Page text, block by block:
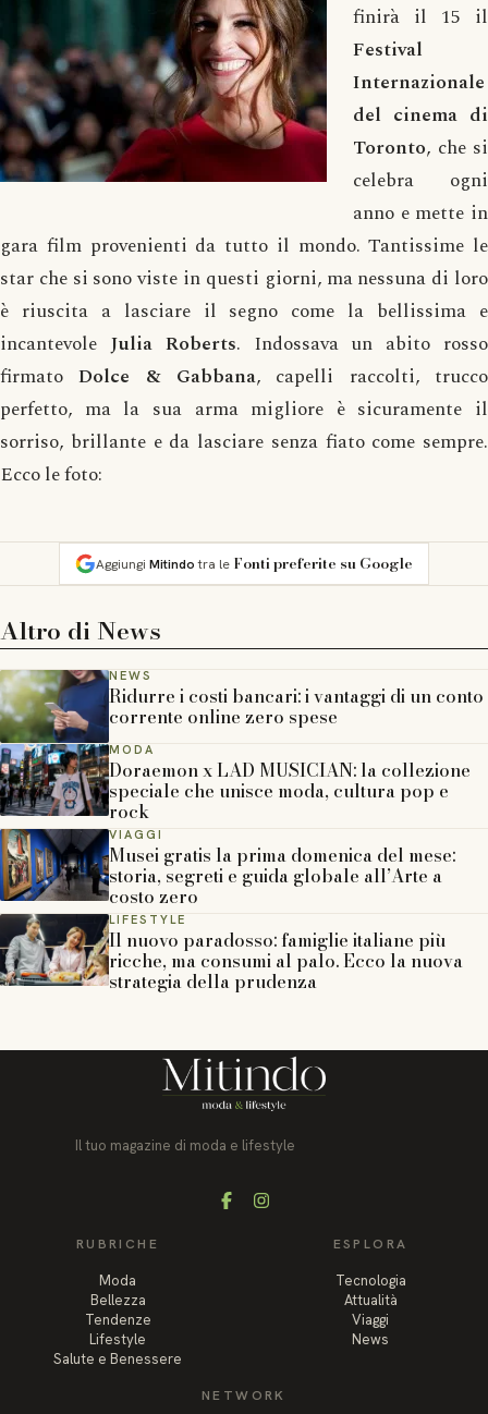
finirà il 15 il
Festival
Internazionale
del cinema di
Toronto, che si
celebra ogni
anno e mette in
gara film provenienti da tutto il mondo. Tantissime le
star che si sono viste in questi giorni, ma nessuna di loro
è riuscita a lasciare il segno come la bellissima e
incantevole Julia Roberts. Indossava un abito rosso
firmatoDolce & Gabbana, capelli raccolti, trucco
perfetto, ma la sua arma migliore è sicuramente il
sorriso, brillante e da lasciare senza fiato come sempre.
Ecco le foto:
Aggiungi Mitindotra le Fonti preferite su Google
Altro di News
NEWS
Ridurre i costi bancari: i vantaggi di un conto
corrente online zero spese
MODA
Doraemon x LAD MUSICIAN: la collezione
speciale che unisce moda, cultura pop e
rock
VIAGGI
Musei gratis la prima domenica del mese:
storia, segreti e guida globale all’Arte a
costo zero
LIFESTYLE
Il nuovo paradosso: famiglie italiane più
ricche, ma consumi al palo. Ecco la nuova
strategia della prudenza
Il tuo magazine di moda e lifestyle
FacebookInstagram
RUBRICHE
Moda
Bellezza
Tendenze
Lifestyle
Salute e Benessere
ESPLORA
Tecnologia
Attualità
Viaggi
News
NETWORK